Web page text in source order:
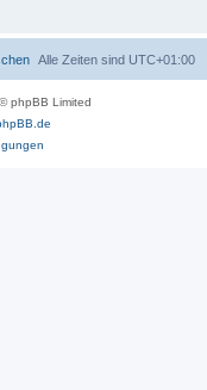
Alle Zeiten sind UTC+01:00
phpBB Limited